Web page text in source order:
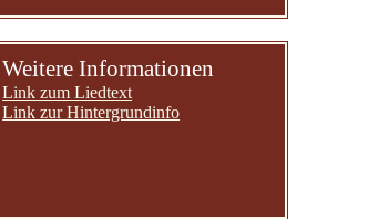
Weitere Informationen
Link zum Liedtext
Link zur Hintergrundinfo